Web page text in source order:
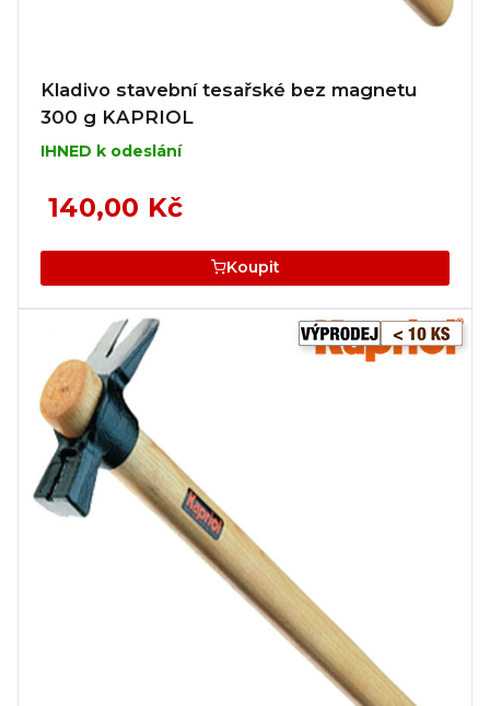
Kladivo stavební tesařské bez magnetu
300 g KAPRIOL
IHNED k odeslání
140,00 Kč
Koupit